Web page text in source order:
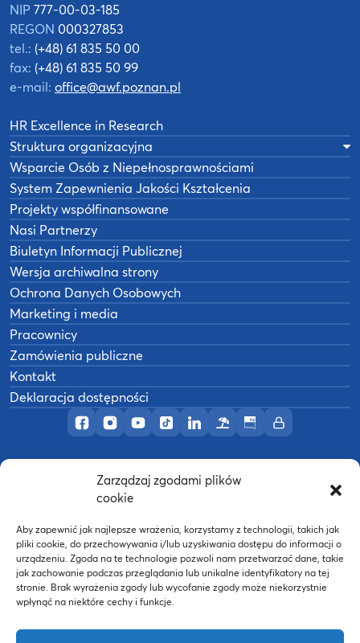
Zarządzaj zgodami plików
cookie
Aby zapewnić jak najlepsze wrażenia, korzystamy z technologii, takich jak
pliki cookie, do przechowywania i/lub uzyskiwania dostępu do informacji o
urządzeniu. Zgoda na te technologie pozwoli nam przetwarzać dane, takie
jak zachowanie podczas przeglądania lub unikalne identyfikatory na tej
stronie. Brak wyrażenia zgody lub wycofanie zgody może niekorzystnie
wpłynąć na niektóre cechy i funkcje.
Profil AWF Poznań w serwisie Facebook
Profil AWF Poznań w serwisie Instagram
Profil AWF Poznań w serwisie YouTube
Profil AWF Poznań w serwisie
Profil AWF Poznań w
OśrodekBiuletynIntranet
NIP 777-00-03-185
REGON 000327853
tel.: (+48) 61 835 50 00
fax: (+48) 61 835 50 99
e-mail: office@awf.poznan.pl
HR Excellence in Research
Struktura organizacyjna
Wsparcie Osób z Niepełnosprawnościami
System Zapewnienia Jakości Kształcenia
Projekty współfinansowane
Nasi Partnerzy
Biuletyn Informacji Publicznej
Wersja archiwalna strony
Ochrona Danych Osobowych
Marketing i media
Pracownicy
Zamówienia publiczne
Kontakt
Deklaracja dostępności
Akademia Wychowania Fizycznego w
Wykonanie: nFinity.pl